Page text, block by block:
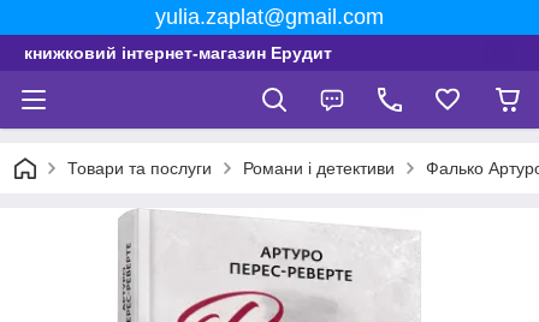
yulia.zaplat@gmail.com
книжковий інтернет-магазин Ерудит
Товари та послуги Романи і детективи Фалько